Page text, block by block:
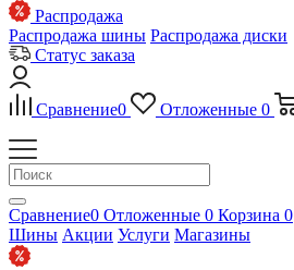
Распродажа
Распродажа шины Распродажа диски
Статус заказа
Сравнение0 Отложенные 0
Сравнение0 Отложенные 0 Корзина 0
Шины Акции Услуги Магазины